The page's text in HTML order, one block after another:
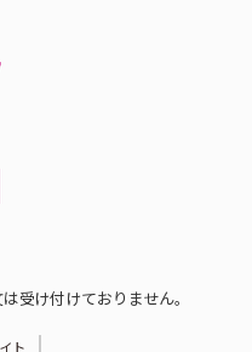
受け付けておりません。
ト